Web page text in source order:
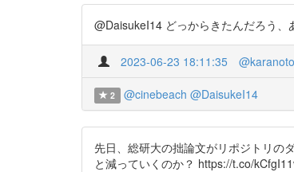
@DaisukeI14 どっからきたんだろう
2023-06-23 18:11:35
2 @cinebeach @DaisukeI14
先日、総研大の拙論文がリポジトリの
と減っていくのか？ https://t.co/